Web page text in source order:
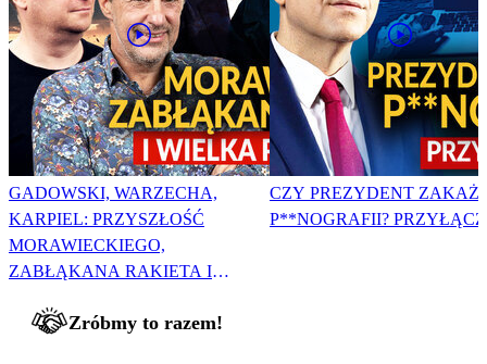
GADOWSKI, WARZECHA,
KARPIEL: PRZYSZŁOŚĆ
MORAWIECKIEGO,
ZABŁĄKANA RAKIETA I
CZY PREZYDENT
P**NOGRAFII?
Zróbmy to razem!